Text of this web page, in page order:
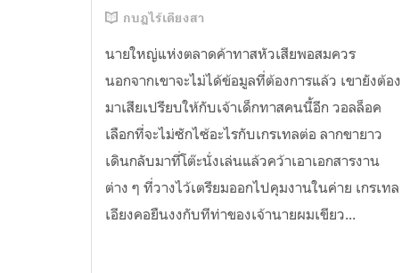
กบฏไร้เดียงสา
นายใหญ่แห่งตลาดค้าทาสหัวเสียพอสมควร
นอกจากเขาจะไม่ได้ข้อมูลที่ต้องการแล้ว เขายังต้อง
มาเสียเปรียบให้กับเจ้าเด็กทาสคนนี้อีก วอลล็อค
เลือกที่จะไม่ซักไซ้อะไรกับเกรเทลต่อ ลากขายาว
เดินกลับมาที่โต๊ะนั่งเล่นแล้วคว้าเอาเอกสารงาน
ต่าง ๆ ที่วางไว้เตรียมออกไปคุมงานในค่าย เกรเทล
เอียงคอยืนงงกับทีท่าของเจ้านายผมเขียว...